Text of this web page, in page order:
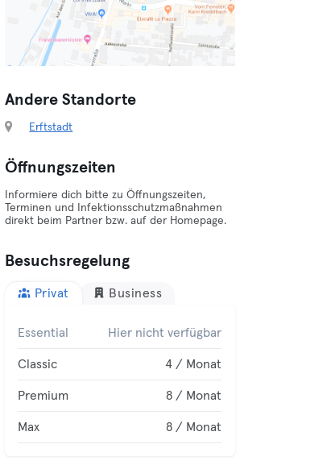
Andere Standorte
Erftstadt
Öffnungszeiten
Informiere dich bitte zu Öffnungszeiten,
Terminen und Infektionsschutzmaßnahmen
direkt beim Partner bzw. auf der Homepage.
Besuchsregelung
Privat Business
Essential Hier nicht verfügbar
Classic 4 / Monat
Premium 8 / Monat
Max 8 / Monat